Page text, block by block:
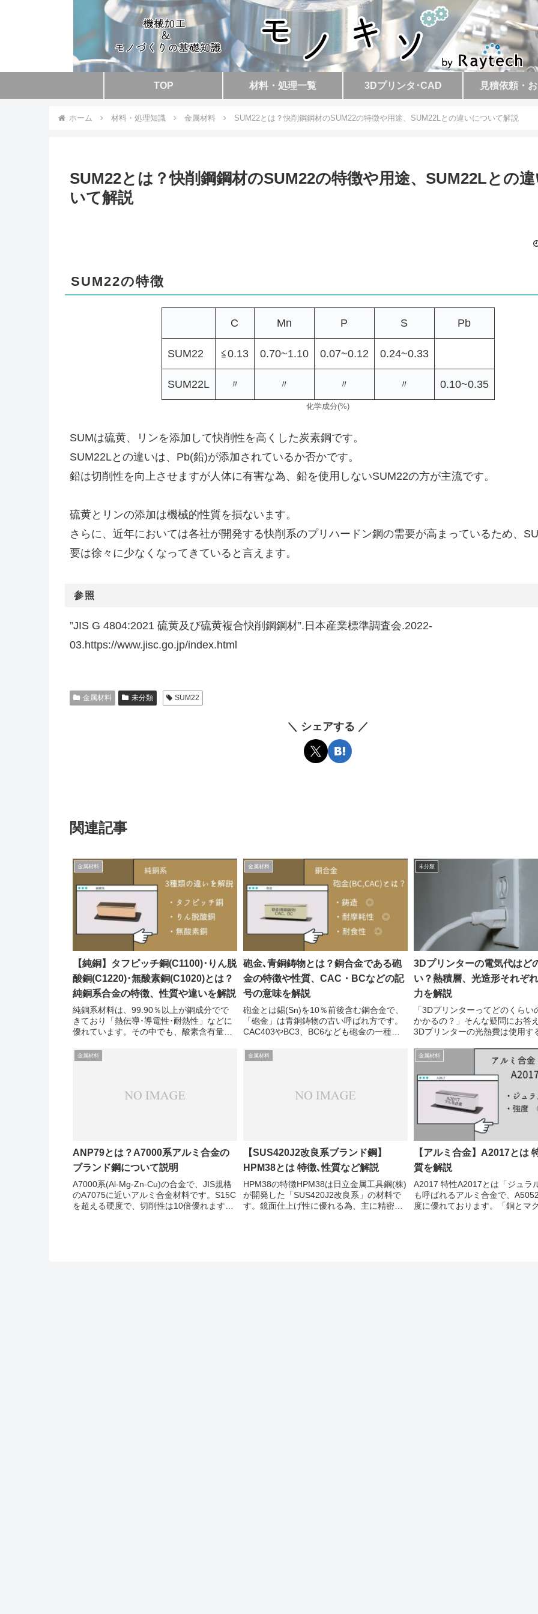
TOP 材料・処理一覧 3Dプリンタ･CAD 見積依頼・
ホーム 材料・処理知識 金属材料 SUM22とは？快削鋼鋼材のSUM22の特徴や用途、SUM22Lとの違いについて解説
SUM22とは？快削鋼鋼材のSUM22の特徴や用途、SUM22Lとの
いて解説
SUM22の特徴
C Mn P S Pb
SUM22 ≦0.13 0.70~1.10 0.07~0.12 0.24~0.33
SUM22L 〃 〃 〃 〃 0.10~0.35
化学成分(%)
SUMは硫黄、リンを添加して快削性を高くした炭素鋼です。
SUM22Lとの違いは、Pb(鉛)が添加されているか否かです。
鉛は切削性を向上させますが人体に有害な為、鉛を使用しないSUM22の方が主流です。
硫黄とリンの添加は機械的性質を損ないます。
さらに、近年においては各社が開発する快削系のプリハードン鋼の需要が高まっているため、
要は徐々に少なくなってきていると言えます。
参照
”JIS G 4804:2021 硫黄及び硫黄複合快削鋼鋼材”.日本産業標準調査会.2022-
03.https://www.jisc.go.jp/index.html
金属材料 未分類 SUM22
＼ シェアする ／
関連記事
金属材料
【純銅】タフピッチ銅(C1100)･りん脱
酸銅(C1220)･無酸素銅(C1020)とは？
純銅系合金の特徴、性質や違いを解説
純銅系材料は、99.90％以上が銅成分でで
きており「熱伝導･導電性･耐熱性」などに
優れています。その中でも、酸素含有量に
含有量で3分類されるタフピッチ銅
(C1100) 酸素含有量＝0.02～0.05％程...
金属材料
砲金､青銅鋳物とは？銅合金である砲
金の特徴や性質、CAC・BCなどの記
号の意味を解説
砲金とは錫(Sn)を10％前後含む銅合金で、
「砲金」は青銅鋳物の古い呼ばれ方です。
CAC403やBC3、BC6なども砲金の一種で
度の銅合金が大砲の鋳物として使われてい
たことから、砲金と呼ばれるようにな...
未分類
3Dプリンターの電気代はど
い？熱積層、光造形それぞ
力を解説
「3Dプリンターってどのくらい
かかるの？」そんな疑問にお答
3Dプリンターの光熱費は使用す
で、あくまで一般的な金額につ
ていきます。家庭向け3Dプリン
的な「...
金属材料
ANP79とは？A7000系アルミ合金の
ブランド鋼について説明
A7000系(Al-Mg-Zn-Cu)の合金で、JIS規格
のA7075に近いアルミ合金材料です。S15C
を超える硬度で、切削性は10倍優れます。
金属材料
【SUS420J2改良系ブランド鋼】
HPM38とは 特徴､性質など解説
HPM38の特徴HPM38は日立金属工具鋼(株)
が開発した「SUS420J2改良系」の材料で
す。鏡面仕上げ性に優れる為、主に精密プ
金属材料
【アルミ合金】A2017とは
質を解説
A2017 特性A2017とは「ジュラ
も呼ばれるアルミ合金で、
度に優れております。「銅とマ